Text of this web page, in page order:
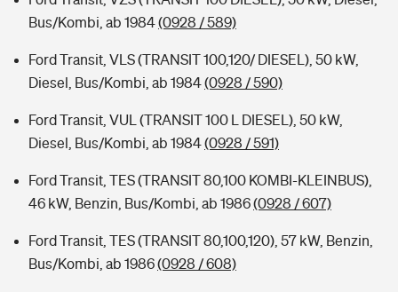
Bus/Kombi, ab 1984(0928 / 589)
Ford Transit, VLS (TRANSIT 100,120/ DIESEL), 50 kW,
Diesel, Bus/Kombi, ab 1984(0928 / 590)
Ford Transit, VUL (TRANSIT 100 L DIESEL), 50 kW,
Diesel, Bus/Kombi, ab 1984(0928 / 591)
Ford Transit, TES (TRANSIT 80,100 KOMBI-KLEINBUS),
46 kW, Benzin, Bus/Kombi, ab 1986(0928 / 607)
Ford Transit, TES (TRANSIT 80,100,120), 57 kW, Benzin,
Bus/Kombi, ab 1986(0928 / 608)